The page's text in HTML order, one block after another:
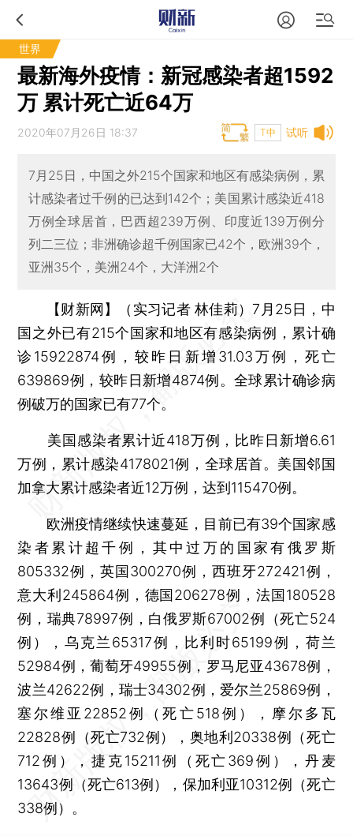
世界
最新海外疫情：新冠感染者超1592
万 累计死亡近64万
试听
2020年07月26日 18:37 T中
7月25日，中国之外215个国家和地区有感染病例，累
计感染者过千例的已达到142个；美国累计感染近418
万例全球居首，巴西超239万例、印度近139万例分
列二三位；非洲确诊超千例国家已42个，欧洲39个，
亚洲35个，美洲24个，大洋洲2个
【财新网】（实习记者 林佳莉） 7月25日，中
国之外已有215个国家和地区有感染病例，累计确
诊15922874例，较昨日新增31.03万例，死亡
639869例，较昨日新增4874例。全球累计确诊病
例破万的国家已有77个。
美国感染者累计近418万例，比昨日新增6.61
万例，累计感染4178021例，全球居首。美国邻国
加拿大累计感染者近12万例，达到115470例。
欧洲疫情继续快速蔓延，目前已有39个国家感
染者累计超千例，其中过万的国家有俄罗斯
805332例，英国300270例，西班牙272421例，
意大利245864例，德国206278例，法国180528
例，瑞典78997例，白俄罗斯67002例（死亡524
例），乌克兰65317例，比利时65199例，荷兰
52984例，葡萄牙49955例，罗马尼亚43678例，
波兰42622例，瑞士34302例，爱尔兰25869例，
塞尔维亚22852例（死亡518例），摩尔多瓦
22828例（死亡732例），奥地利20338例（死亡
712例），捷克15211例（死亡369例），丹麦
13643例（死亡613例），保加利亚10312例（死亡
338例）。